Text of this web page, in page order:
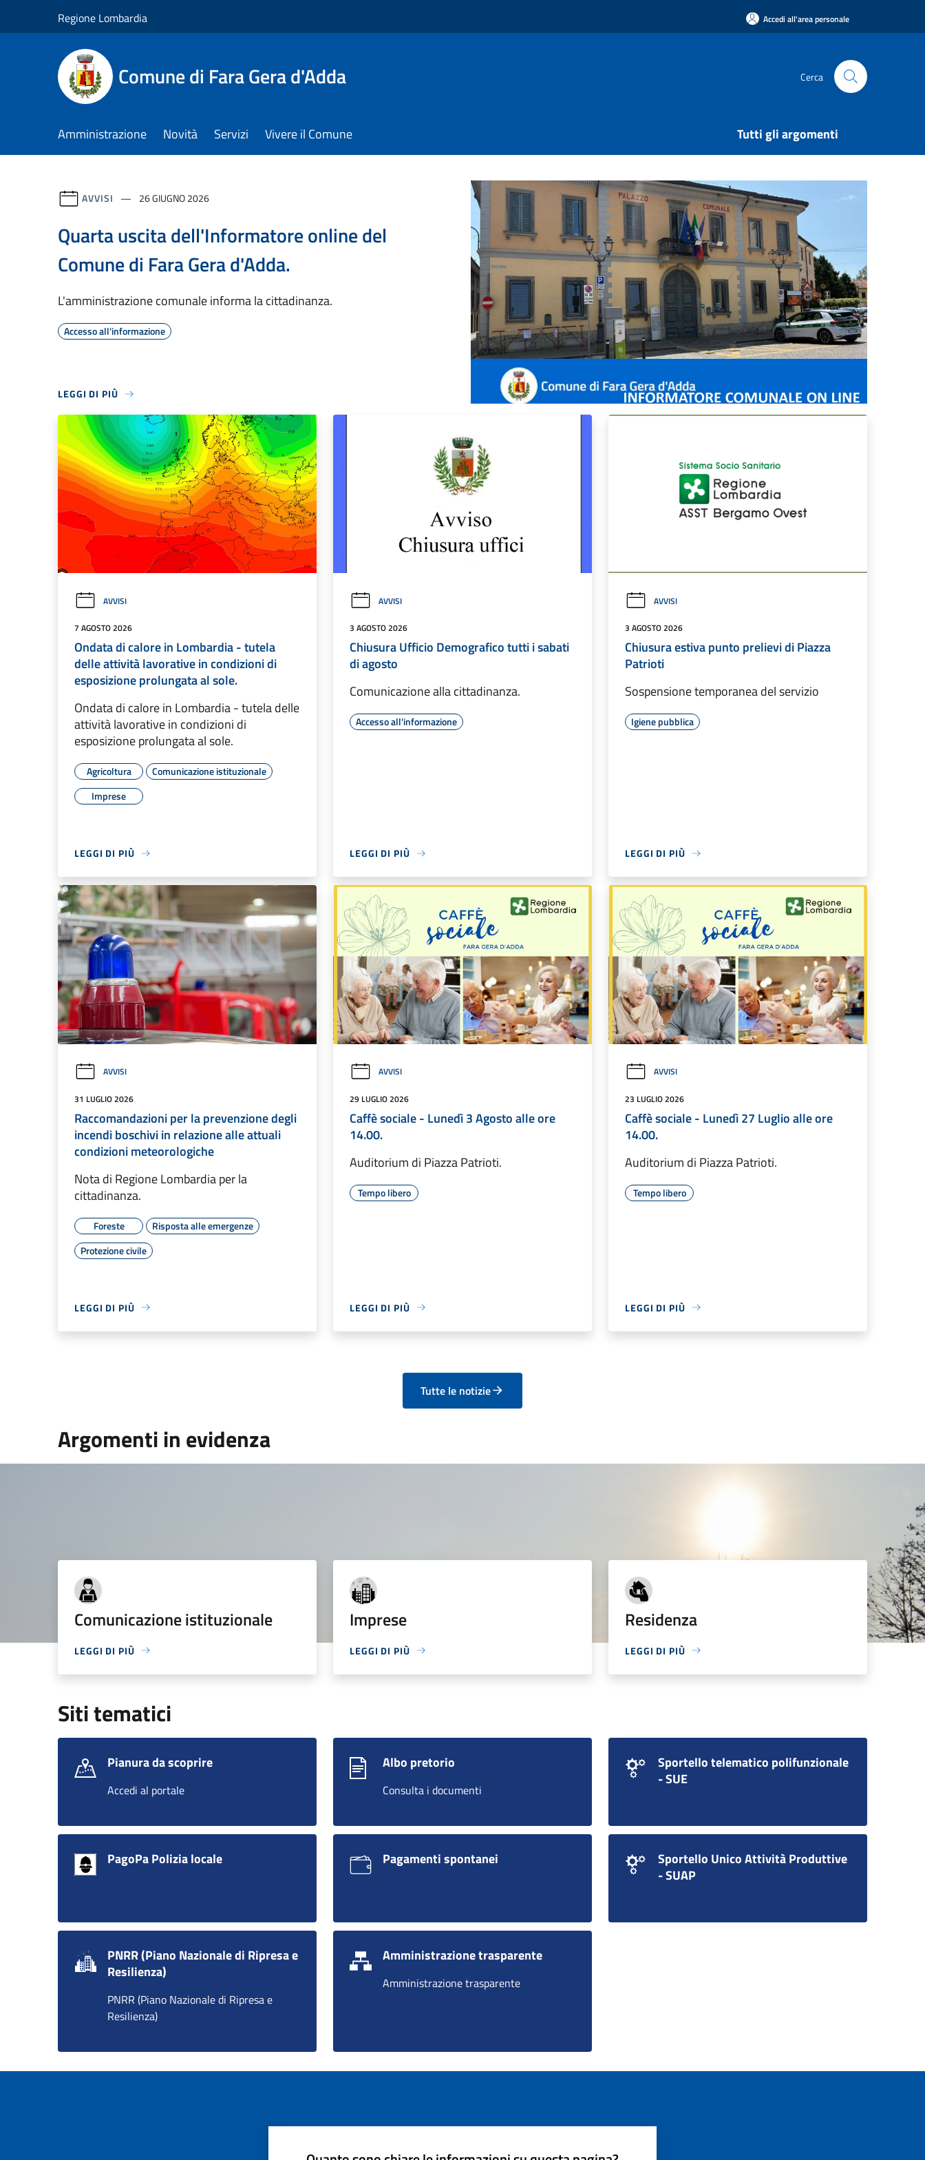
Regione Lombardia Accedi all'area personale
Comune di Fara Gera d'Adda Cerca
Amministrazione Novità Servizi Vivere il Comune Tutti gli argomenti
AVVISI 26 GIUGNO 2026
Quarta uscita dell'Informatore online del
Comune di Fara Gera d'Adda.
L'amministrazione comunale informa la cittadinanza.
Accesso all'informazione
LEGGI DI PIÙ
AVVISI
7 AGOSTO 2026
Ondata di calore in Lombardia - tutela
delle attività lavorative in condizioni di
esposizione prolungata al sole.
Ondata di calore in Lombardia - tutela delle
attività lavorative in condizioni di
esposizione prolungata al sole.
Agricoltura
Comunicazione istituzionale
Imprese
LEGGI DI PIÙ
AVVISI
3 AGOSTO 2026
Chiusura Ufficio Demografico tutti i sabati
di agosto
Comunicazione alla cittadinanza.
Accesso all'informazione
LEGGI DI PIÙ
AVVISI
3 AGOSTO 2026
Chiusura estiva punto prelievi di Piazza
Patrioti
Sospensione temporanea del servizio
Igiene pubblica
LEGGI DI PIÙ
AVVISI
31 LUGLIO 2026
Raccomandazioni per la prevenzione degli
incendi boschivi in relazione alle attuali
condizioni meteorologiche
Nota di Regione Lombardia per la
cittadinanza.
Foreste
Risposta alle emergenze
Protezione civile
LEGGI DI PIÙ
AVVISI
29 LUGLIO 2026
Caffè sociale - Lunedì 3 Agosto alle ore
14.00.
Auditorium di Piazza Patrioti.
Tempo libero
LEGGI DI PIÙ
AVVISI
23 LUGLIO 2026
Caffè sociale - Lunedì 27 Luglio alle ore
14.00.
Auditorium di Piazza Patrioti.
Tempo libero
LEGGI DI PIÙ
Tutte le notizie
Argomenti in evidenza
Comunicazione istituzionale
LEGGI DI PIÙ
Imprese
LEGGI DI PIÙ
Residenza
LEGGI DI PIÙ
Siti tematici
Pianura da scoprire
Accedi al portale
Albo pretorio
Consulta i documenti
Sportello telematico polifunzionale
- SUE
PagoPa Polizia locale Pagamenti spontanei
Sportello Unico Attività Produttive
- SUAP
PNRR (Piano Nazionale di Ripresa e
Resilienza)
PNRR (Piano Nazionale di Ripresa e
Resilienza)
Amministrazione trasparente
Amministrazione trasparente